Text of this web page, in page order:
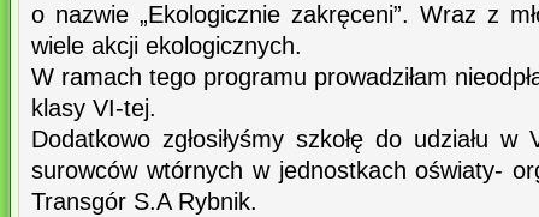
o nazwie „Ekologicznie zakręceni”. Wraz z
wiele akcji ekologicznych.
W ramach tego programu prowadziłam
klasy VI-tej.
Dodatkowo zgłosiłyśmy szkołę do udziału
surowców wtórnych w jednostkach oświaty-
Transgór S.A Rybnik.